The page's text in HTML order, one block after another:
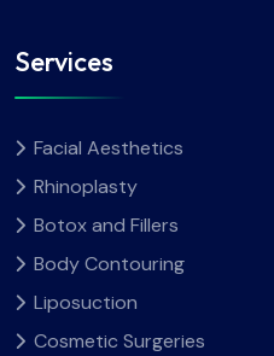
Services
Facial Aesthetics
Rhinoplasty
Botox and Fillers
Body Contouring
Liposuction
Cosmetic Surgeries